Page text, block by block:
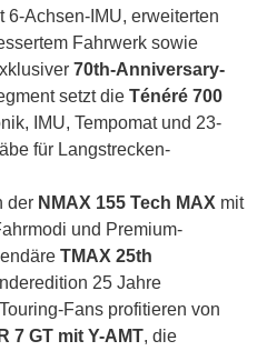
6-Achsen-IMU, erweiterten
Fahrwerk sowie
70th-Anniversary-
setzt die Ténéré 700
IMU, Tempomat und 23-
für Langstrecken-
der NMAX 155 Tech MAX mit
und Premium-
TMAX 25th
25 Jahre
Fans profitieren von
7 GT mit Y-AMT, die